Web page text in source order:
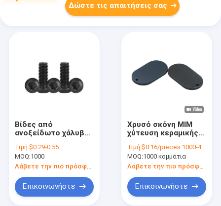
Δώστε τις απαιτήσεις σας
Βίδες από
ανοξείδωτο χάλυβα
CNC με ανοχή
0,02mm
Τιμή:$0.29-0.55
MOQ:1000
Λάβετε την πιο πρόσφατη τιμή
Επικοινωνήστε
Χρυσό σκόνη MIM
χύτευση κεραμικής
κρέμα εξαρτήματα
επεξεργασμένα μέρη
Τιμή:$0.16/pieces 1000-4999 pieces
MOQ:1000 κομμάτια
Επικοινωνήστε